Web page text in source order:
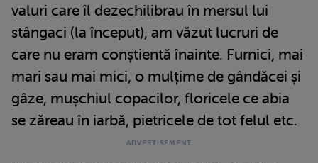
valuri care îl dezechilibrau în mersul lui
stângaci (la început), am văzut lucruri de
care nu eram conștientă înainte. Furnici, mai
mari sau mai mici, o mulțime de gândăcei și
gâze, mușchiul copacilor, floricele ce abia
se zăreau în iarbă, pietricele de tot felul etc.